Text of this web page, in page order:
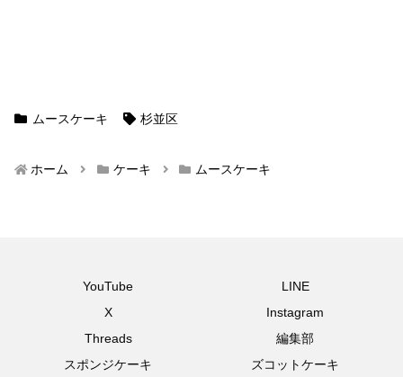
ムースケーキ 杉並区
ホーム ケーキ ムースケーキ
YouTube
LINE
X
Instagram
Threads
編集部
スポンジケーキ
ズコットケーキ